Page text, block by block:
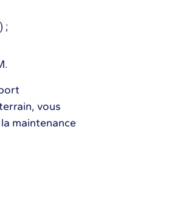
;
vous
maintenance